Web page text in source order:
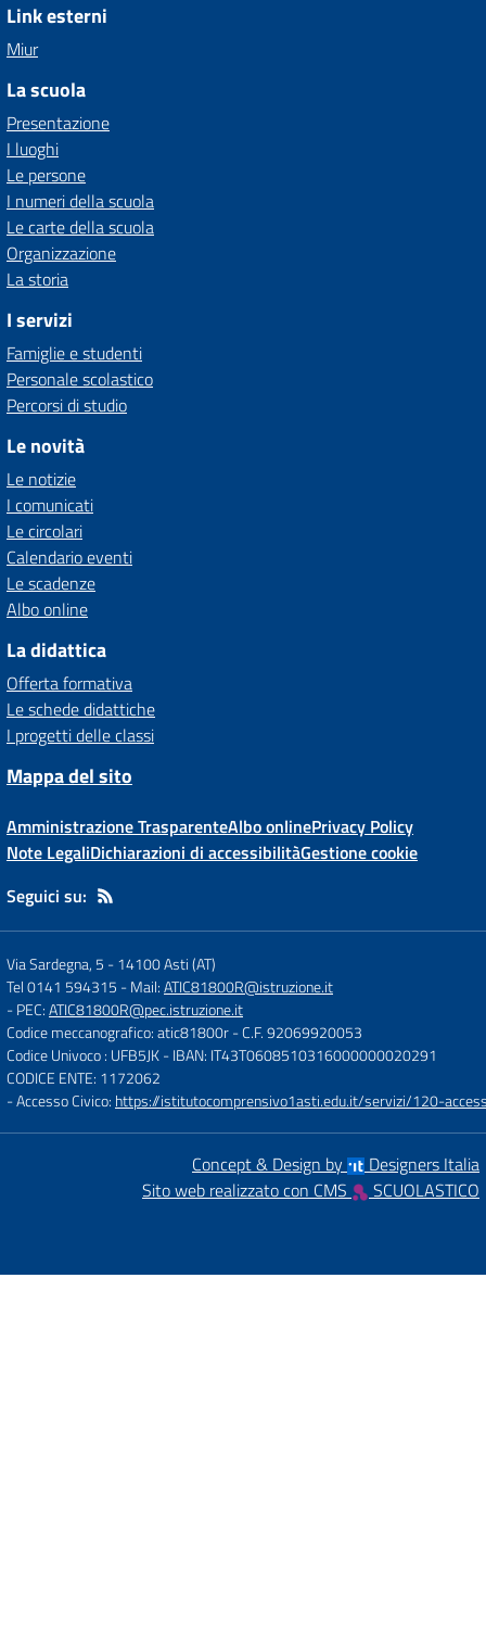
Link esterni
Miur
La scuola
Presentazione
I luoghi
Le persone
I numeri della scuola
Le carte della scuola
Organizzazione
La storia
I servizi
Famiglie e studenti
Personale scolastico
Percorsi di studio
Le novità
Le notizie
I comunicati
Le circolari
Calendario eventi
Le scadenze
Albo online
La didattica
Offerta formativa
Le schede didattiche
I progetti delle classi
Mappa del sito
Amministrazione TrasparenteAlbo onlinePrivacy Policy
Note LegaliDichiarazioni di accessibilitàGestione cookie
Seguici su:
Via Sardegna, 5 -14100 Asti (AT)
Tel 0141 594315 - Mail:ATIC81800R@istruzione.it
- PEC:ATIC81800R@pec.istruzione.it
Codice meccanografico: atic81800r- C.F. 92069920053
Codice Univoco : UFB5JK- IBAN: IT43T0608510316000000020291
CODICE ENTE: 1172062
- Accesso Civico: https://istitutocomprensivo1asti.edu.it/servizi/120-
Concept & Design by
Designers Italia
Sito web realizzato con CMS
SCUOLASTICO